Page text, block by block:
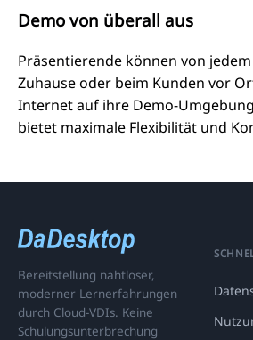
Demo von überall aus
Präsentierende können von
Zuhause oder beim Kunden vor
Internet auf ihre Demo-
bietet maximale Flexibilität und
Bereitstellung nahtloser,
moderner Lernerfahrungen
durch Cloud-VDIs. Keine
Schulungsunterbrechung